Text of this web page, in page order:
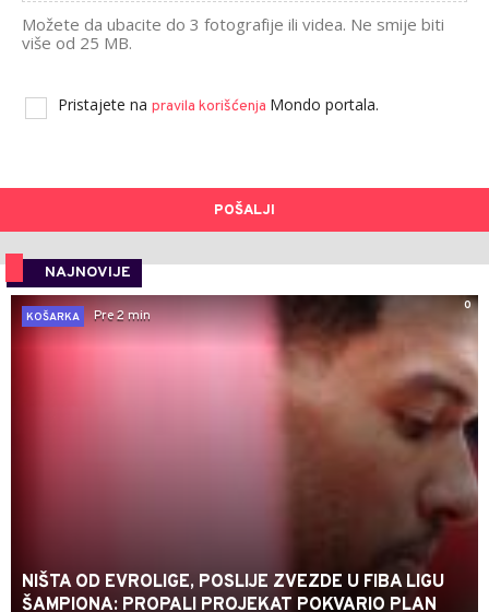
Možete da ubacite do 3 fotografije ili videa. Ne smije biti
više od 25 MB.
Pristajete na pravila korišćenja Mondo portala.
POŠALJI
NAJNOVIJE
0
KOŠARKA
Pre 2 min
NIŠTA OD EVROLIGE, POSLIJE ZVEZDE U FIBA LIGU
ŠAMPIONA: PROPALI PROJEKAT POKVARIO PLAN